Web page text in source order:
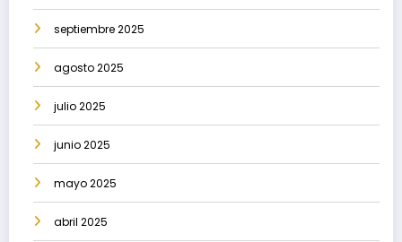
septiembre 2025
agosto 2025
julio 2025
junio 2025
mayo 2025
abril 2025